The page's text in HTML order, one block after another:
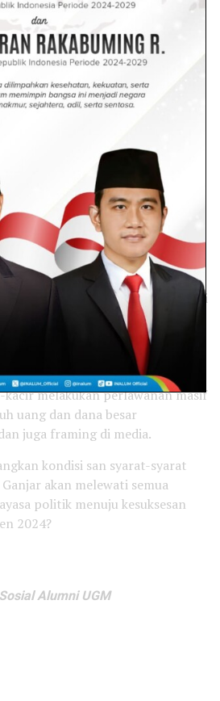
melakukan kampanye serta
dengan sengaja membatasi
kegiatan politik Ganjar
Ganjar Pranowo akan
Pada saat itulah ada
mendongkel dan kemudian
Ganjar Pranowo yang sedang
secara masif dilakukan oleh
oleh sebuah proxy. Parahnya
para pemilik modal
meninggalkan Ganjar Pranowo.
membayar media untuk Framing
akan menjadi bencana besar bagi
menjadi bagian propaganda
reputasi dan juga
Pranowo. Ganjar Pranowo
atau pengusaha kaya raya ,
kacir melakukan perlawanan masif
uang dan dana besar
juga framing di media.
kondisi san syarat-syarat
akan melewati semua
politik menuju kesuksesan
2024?
Alumni UGM